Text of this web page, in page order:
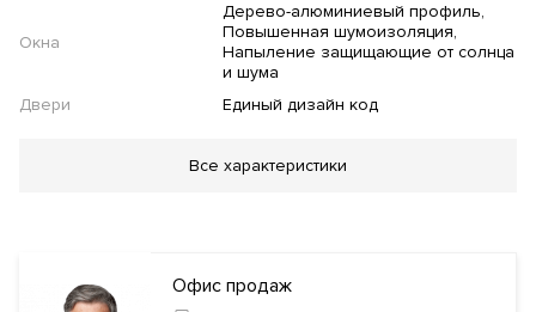
Окна
Дерево-алюминиевый профиль
Повышенная шумоизоляция
Напыление защищающие от солнца
и шума
Двери
Единый дизайн код
Инфраструктура в доме
Все характеристики
Офис продаж